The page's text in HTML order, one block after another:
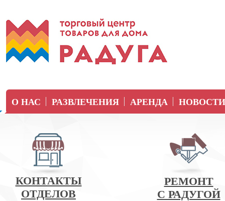
О НАС РАЗВЛЕЧЕНИЯ АРЕНДА НОВОСТИ
КОНТАКТЫ
ОТДЕЛОВ
РЕМОНТ
С РАДУГОЙ